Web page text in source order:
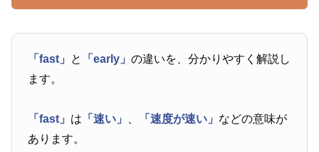
「fast」 と 「early」の違いを、分かりやすく解説し
ます。
「fast」 は 「速い」 「速度が速い」 などの意味が
あります。